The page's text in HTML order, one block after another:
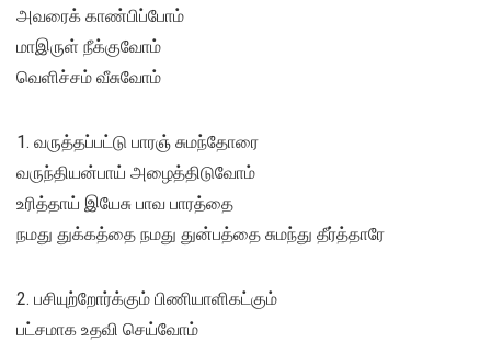
அவரைக் காண்பிப்போம்
மாஇருள் நீக்குவோம்
வெளிச்சம் வீசுவோம்
1. வருத்தப்பட்டு பாரஞ் சுமந்தோரை
வருந்தியன்பாய் அழைத்திடுவோம்
உரித்தாய் இயேசு பாவ பாரத்தை
நமது துக்கத்தை நமது துன்பத்தை சுமந்து தீர்த்தாரே
2. பசியுற்றோர்க்கும் பிணியாளிகட்கும்
பட்சமாக உதவி செய்வோம்